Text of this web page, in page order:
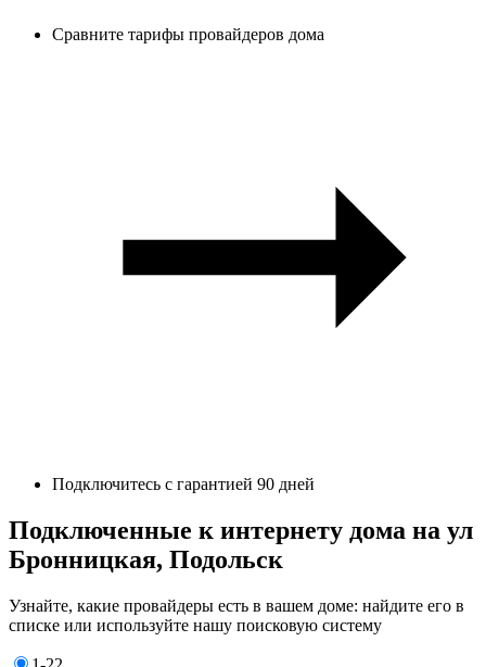
Сравните тарифы провайдеров дома
Подключитесь с гарантией 90 дней
Подключенные к интернету дома на ул
Бронницкая, Подольск
Узнайте, какие провайдеры есть в вашем доме: найдите его в
списке или используйте нашу поисковую систему